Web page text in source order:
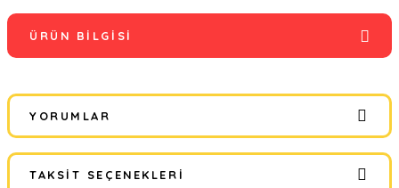
ÜRÜN BILGISI
YORUMLAR
TAKSIT SEÇENEKLERI